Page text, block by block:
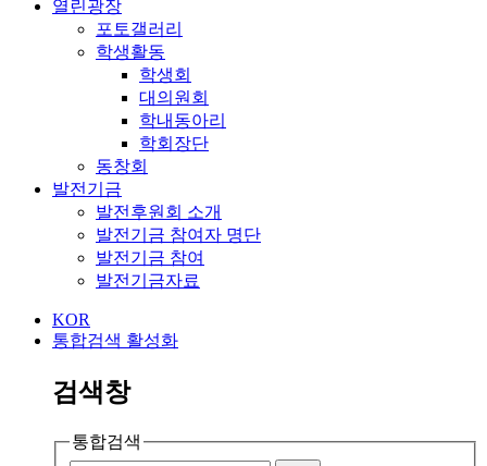
열린광장
포토갤러리
학생활동
학생회
대의원회
학내동아리
학회장단
동창회
발전기금
발전후원회 소개
발전기금 참여자 명단
발전기금 참여
발전기금자료
KOR
통합검색 활성화
검색창
통합검색